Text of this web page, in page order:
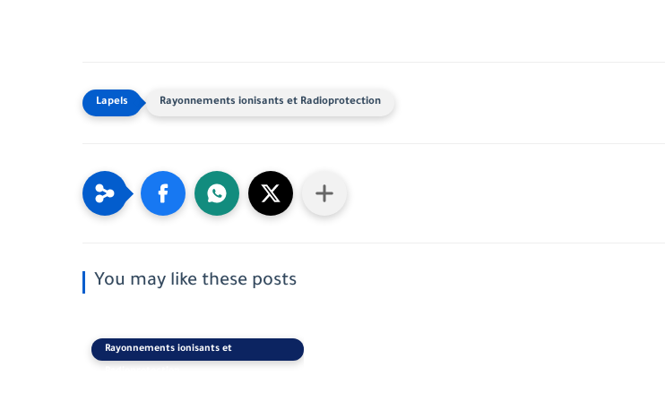
Rayonnements ionisants et Radioprotection
You may like these posts
Rayonnements ionisants et